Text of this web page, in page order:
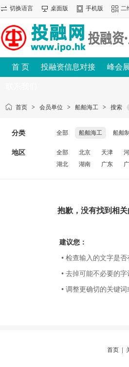
切换语言 桌面版 手机版 二
首 页 投融资信息对接 峰会
首页 > 会员单位 > 船舶海工 > 搜索
分类 全部 船舶海工 船舶
地区 全部 北京 天津
湖北
湖南 广东
抱歉，没有找到相
建议您：
• 检查输入的文字是否
• 去掉可能不必要的字
• 调整更确切的关键
首页